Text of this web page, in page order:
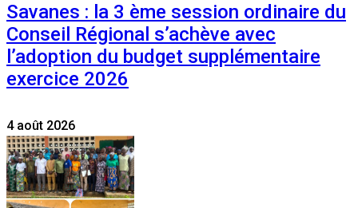
Savanes : la 3 ème session ordinaire du
Conseil Régional s’achève avec
l’adoption du budget supplémentaire
exercice 2026
4 août 2026